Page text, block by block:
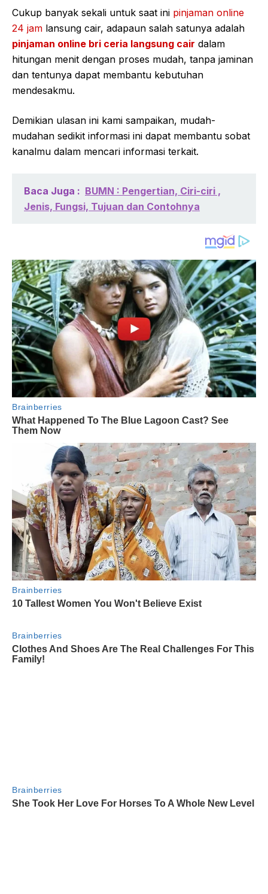
Cukup banyak sekali untuk saat ini pinjaman online
24 jam lansung cair, adapaun salah satunya adalah
pinjaman online bri ceria langsung cair dalam
hitungan menit dengan proses mudah, tanpa jaminan
dan tentunya dapat membantu kebutuhan
mendesakmu.
Demikian ulasan ini kami sampaikan, mudah-
mudahan sedikit informasi ini dapat membantu sobat
kanalmu dalam mencari informasi terkait.
Baca Juga : BUMN : Pengertian, Ciri-ciri ,
Jenis, Fungsi, Tujuan dan Contohnya